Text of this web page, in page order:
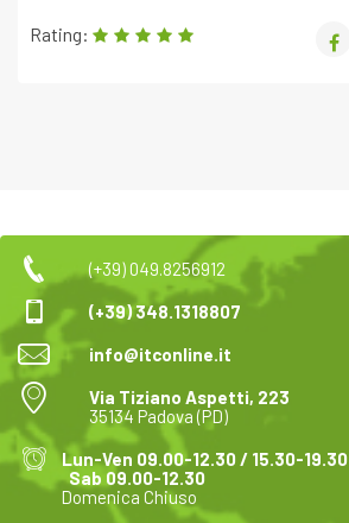
Rating:
(+39) 049.8256912
(+39) 348.1318807
info@itconline.it
Via Tiziano Aspetti, 223
35134 Padova (PD)
Lun-Ven 09.00-12.30 / 15.30-19.30
Sab 09.00-12.30
Domenica Chiuso